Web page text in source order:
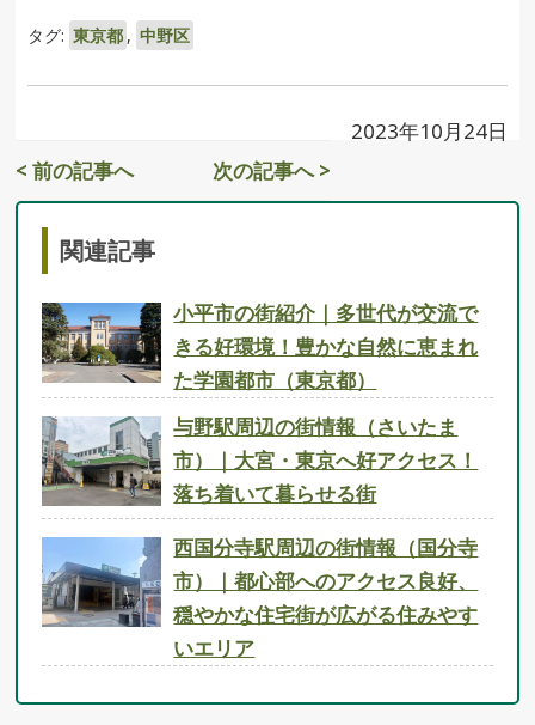
タグ: 東京都 , 中野区
2023年10月24日
< 前の記事へ
次の記事へ >
関連記事
小平市の街紹介｜多世代が交流で
きる好環境！豊かな自然に恵まれ
た学園都市（東京都）
与野駅周辺の街情報（さいたま
市）｜大宮・東京へ好アクセス！
落ち着いて暮らせる街
西国分寺駅周辺の街情報（国分寺
市）｜都心部へのアクセス良好、
穏やかな住宅街が広がる住みやす
いエリア